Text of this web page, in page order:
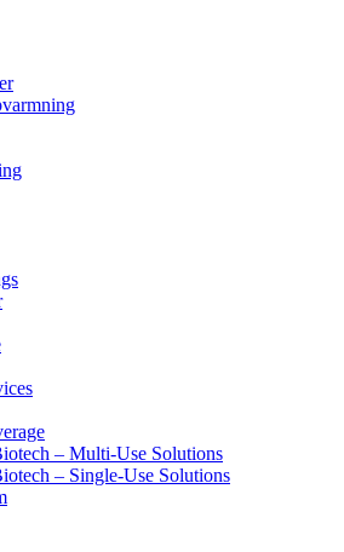
– Multi-Use Solutions
– Single-Use Solutions